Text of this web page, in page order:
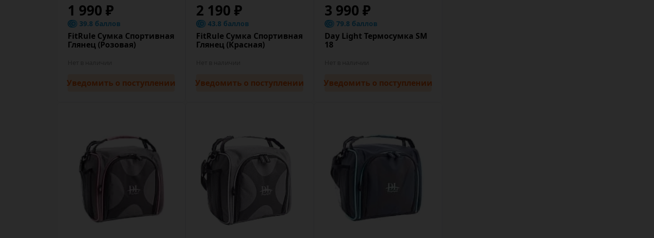
1 990 ₽
39.8 баллов
FitRule Сумка Спортивная
Глянец (Розовая)
Уведомить о поступлении
2 190 ₽
43.8 баллов
FitRule Сумка Спортивная
Глянец (Красная)
Уведомить о поступлении
3 990 ₽
79.8 баллов
Day Light Термосумка SM
18
Уведомить о поступлении